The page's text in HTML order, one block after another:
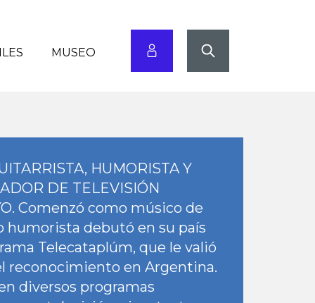
MUSEO
HUMORISTA Y
DE TELEVISIÓN
Comenzó como músico de
humorista debutó en su país
Telecataplúm, que le valió
reconocimiento en Argentina.
diversos programas